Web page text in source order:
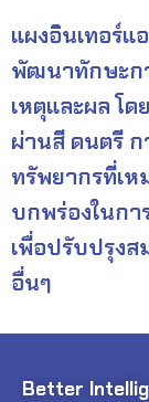
แผงอินเทอร์แ
พัฒนาทักษะก
เหตุและผล โด
ผ่านสี ดนตรี ก
ทรัพยากรที่เห
บกพร่องในกา
เพื่อปรับปรุงส
อื่นๆ
Better